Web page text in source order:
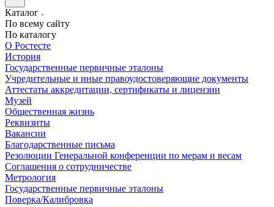
Каталог
По всему сайту
По каталогу
О Ростесте
История
Государственные первичные эталоны
Учредительные и иные правоудостоверяющие документы
Аттестаты аккредитации, сертификаты и лицензии
Музей
Общественная жизнь
Реквизиты
Вакансии
Благодарственные письма
Резолюции Генеральной конференции по мерам и весам
Соглашения о сотрудничестве
Метрология
Государственные первичные эталоны
Поверка/Калибровка